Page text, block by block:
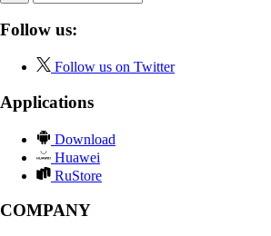
Follow us:
Follow us on Twitter
Applications
Download
Huawei
RuStore
COMPANY